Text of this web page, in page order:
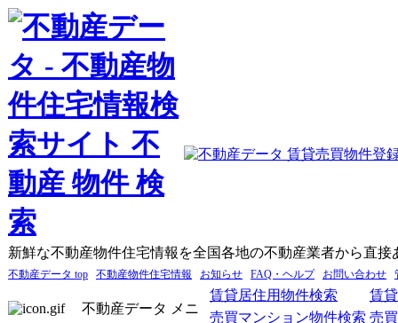
新鮮な不動産物件住宅情報を全国各地の不動産業者から直接
不動産データ top 不動産物件住宅情報 お知らせ FAQ・ヘルプ お問い合わせ
不動産データ メニ
賃貸居住用物件検索
賃
売買マンション物件検索 売